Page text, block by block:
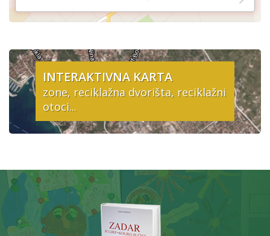
INTERAKTIVNA KARTA
zone, reciklažna dvorišta, reciklažni
otoci...